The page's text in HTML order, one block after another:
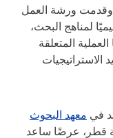
وقدمت ورشة العمل
تعريفًا مفاهيميًا لمناهج البحث،
المتعلقة
الاستراتيجيات
في معهد البحوث
قطر، عرضًا ساعد